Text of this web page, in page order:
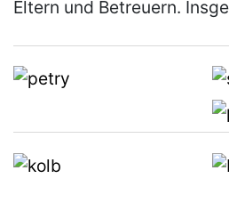
Eltern und Betreuern.